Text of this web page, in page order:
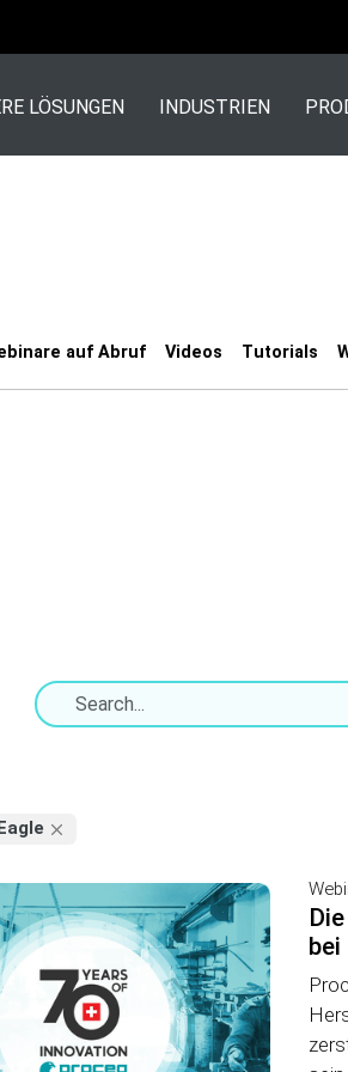
LÖSUNGEN INDUSTRIEN
auf Abruf Videos Tutorials